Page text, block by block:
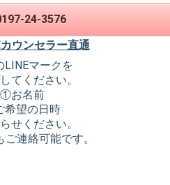
24-3576
ウンセラー直通
LINEマークを
てください。
①お名前
希望の日時
せください。
ご連絡可能です。